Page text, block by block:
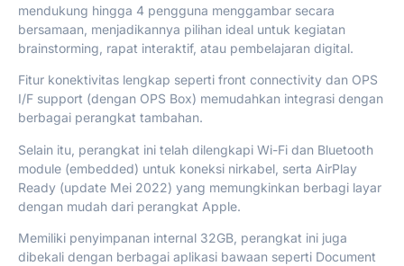
mendukung hingga 4 pengguna menggambar secara
bersamaan, menjadikannya pilihan ideal untuk kegiatan
brainstorming, rapat interaktif, atau pembelajaran digital.
Fitur konektivitas lengkap seperti front connectivity dan OPS
I/F support (dengan OPS Box) memudahkan integrasi dengan
berbagai perangkat tambahan.
Selain itu, perangkat ini telah dilengkapi Wi-Fi dan Bluetooth
module (embedded) untuk koneksi nirkabel, serta AirPlay
Ready (update Mei 2022) yang memungkinkan berbagi layar
dengan mudah dari perangkat Apple.
Memiliki penyimpanan internal 32GB, perangkat ini juga
dibekali dengan berbagai aplikasi bawaan seperti Document